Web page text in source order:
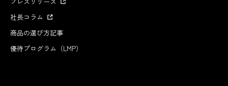
社長コラム
商品の選び方記事
優待プログラム（LMP）